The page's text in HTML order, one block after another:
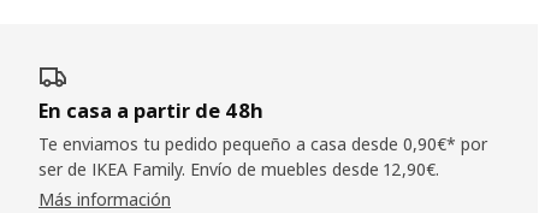
En casa a partir de 48h
Te enviamos tu pedido pequeño a casa desde 0,90€* por
ser de IKEA Family. Envío de muebles desde 12,90€.
Más información